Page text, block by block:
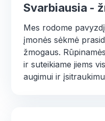
Svarbiausia -
Mes rodome
įmonės sėkmė
žmogaus.
ir suteikiame jiems
augimui ir